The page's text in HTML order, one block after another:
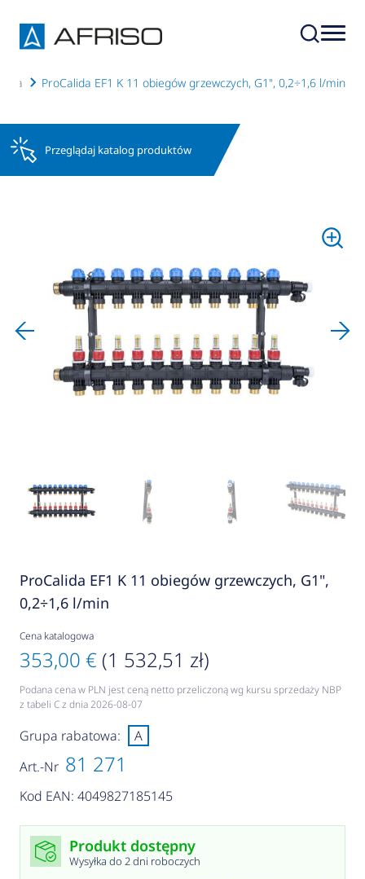
ProCalida EF1 K 11 obiegów grzewczych, G1", 0,2÷1,6 l/min
Przeglądaj katalog produktów
ProCalida EF1 K 11 obiegów grzewczych, G1",
0,2÷1,6 l/min
Cena katalogowa
353,00 € (1 532,51 zł)
Podana cena w PLN jest ceną netto przeliczoną wg kursu sprzedaży NBP
z tabeli C z dnia 2026-08-07
Art.-Nr 81 271
Kod EAN: 4049827185145
Grupa rabatowa: A
Produkt dostępny
Wysyłka do 2 dni roboczych